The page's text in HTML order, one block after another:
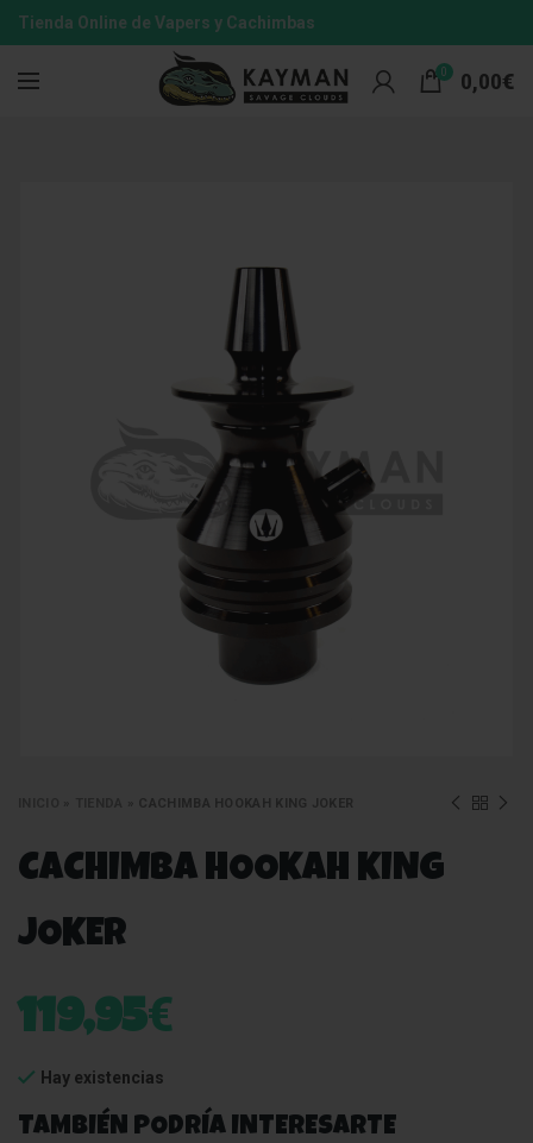
Tienda Online de Vapers y Cachimbas
0 0,00€
CACHIMBA HOOKAH KING JOKER
CACHIMBA HOOKAH KING
JOKER
119,95€
Hay existencias
TAMBIÉN PODRÍA INTERESARTE